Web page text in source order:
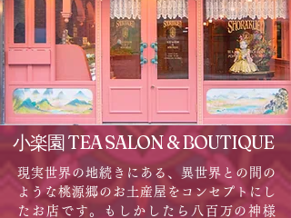
小楽園 TEA SALON & BOUTIQUE
現実世界の地続きにある、異世界との間の
ような桃源郷のお土産屋をコンセプトにし
たお店です。もしかしたら八百万の神様